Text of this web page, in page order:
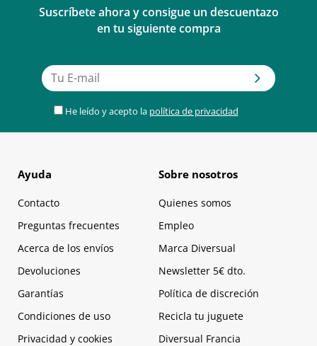
Suscríbete ahora y consigue un descuentazo
en tu siguiente compra
He leído y acepto la política de privacidad
Ayuda
Contacto
Preguntas frecuentes
Acerca de los envíos
Devoluciones
Garantías
Condiciones de uso
Privacidad y cookies
Sobre nosotros
Quienes somos
Empleo
Marca Diversual
Newsletter 5€ dto.
Política de discreción
Recicla tu juguete
Diversual Francia